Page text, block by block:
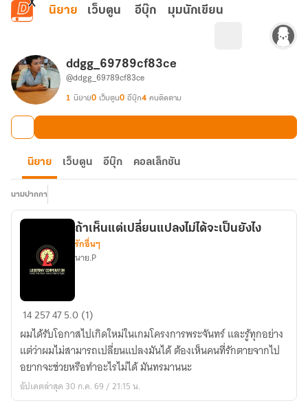
ข้ามไปยังเนื้อหาหลัก
นิยาย เว็บตูน อีบุ๊ก มุมนักเขียน
ddgg_69789cf83ce
@ddgg_69789cf83ce
1 นิยาย0 เว็บตูน0 อีบุ๊ก4 คนติดตาม
นิยาย เว็บตูน อีบุ๊ก คอลเล็กชัน
นามปากกา
ถ้า
เห็น
แต่
เปลี่ยนแปลง
ไม่
ได้
ถ้าเห็นแต่เปลี่ยนแปลงไม่ได้จะเป็นยังไง
รักอื่นๆ
นาย.P
14257475.0 (1)
ผมได้รับโอกาสไปเกิดใหม่ในเกมโครงการพระจันทร์ และรู้ทุกอย่าง
แต่ว่าผมไม่สามารถเปลี่ยนแปลงมันได้ ต้องเห็นคนที่รักตายจากไป
อยากจะช่วยหรือทำอะไรไม่ได้ มันทรมานนะ
อัปเดตล่าสุด 30 ก.ค. 69 / 21:15 น.